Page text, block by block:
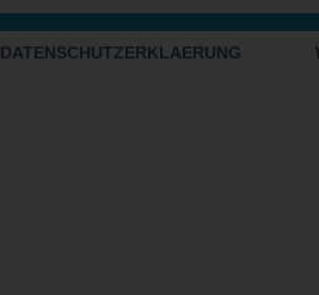
DATENSCHUTZERKLAERUNG